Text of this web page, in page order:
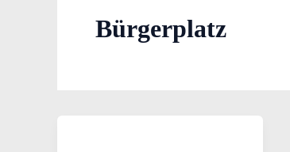
Bürgerplatz